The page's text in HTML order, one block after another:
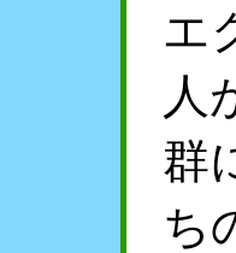
エ
人
群
ち